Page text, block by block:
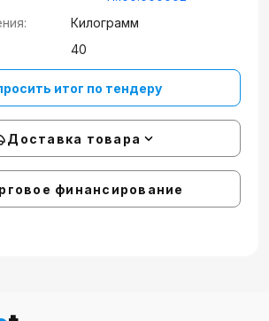
Килограмм
40
итог по тендеру
Доставка товара
финансирование